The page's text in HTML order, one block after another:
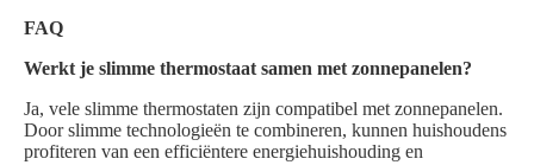
FAQ
Werkt je slimme thermostaat samen met zonnepanelen?
Ja, vele slimme thermostaten zijn compatibel met zonnepanelen.
Door slimme technologieën te combineren, kunnen huishoudens
profiteren van een efficiëntere energiehuishouding en